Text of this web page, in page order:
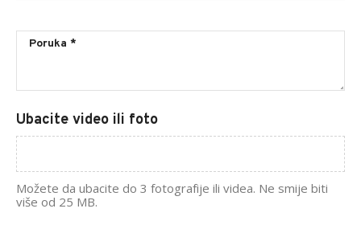
Ubacite video ili foto
Možete da ubacite do 3 fotografije ili videa. Ne smije biti
više od 25 MB.